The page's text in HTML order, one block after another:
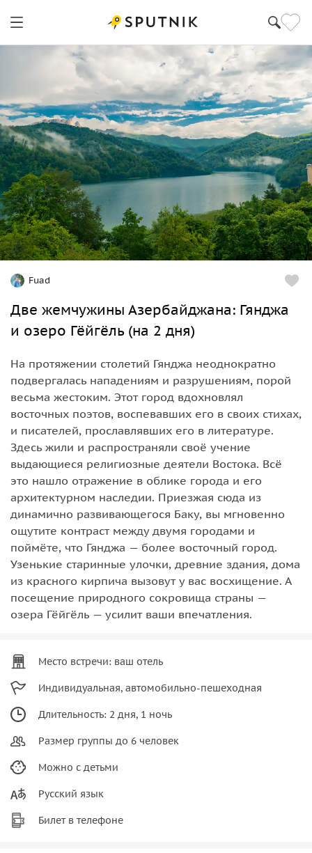
Fuad
Две жемчужины Азербайджана: Гянджа
и озеро Гёйгёль (на 2 дня)
На протяжении столетий Гянджа неоднократно
подвергалась нападениям и разрушениям, порой
весьма жестоким. Этот город вдохновлял
восточных поэтов, воспевавших его в своих стихах,
и писателей, прославлявших его в литературе.
Здесь жили и распространяли своё учение
выдающиеся религиозные деятели Востока. Всё
это нашло отражение в облике города и его
архитектурном наследии. Приезжая сюда из
динамично развивающегося Баку, вы мгновенно
ощутите контраст между двумя городами и
поймёте, что Гянджа — более восточный город.
Узенькие старинные улочки, древние здания, дома
из красного кирпича вызовут у вас восхищение. А
посещение природного сокровища страны —
озера Гёйгёль — усилит ваши впечатления.
Место встречи: ваш отель
Индивидуальная, автомобильно-пешеходная
Длительность: 2 дня, 1 ночь
Размер группы до 6 человек
Можно с детьми
Русский язык
Билет в телефоне